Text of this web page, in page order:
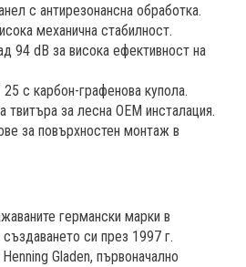
с антирезонансна обработка.
механична стабилност.
94 dB за висока ефективност на
с карбон-графенова купола.
твитъра за лесна OEM инсталация.
за повърхностен монтаж в
германски марки в
си през 1997 г.
Gladen, първоначално